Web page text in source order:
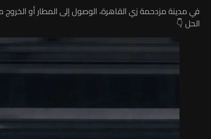
في مدينة مزدحمة زي القاهرة، الوصول إلى المطار أو
الحل 👇